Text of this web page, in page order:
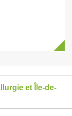
et Île-de-